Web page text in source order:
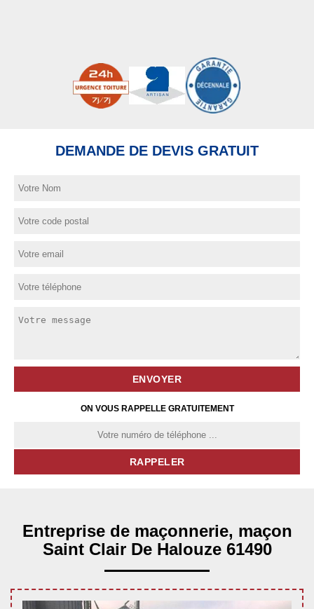
DEMANDE DE DEVIS GRATUIT
ON VOUS RAPPELLE GRATUITEMENT
Entreprise de maçonnerie, maçon
Saint Clair De Halouze 61490